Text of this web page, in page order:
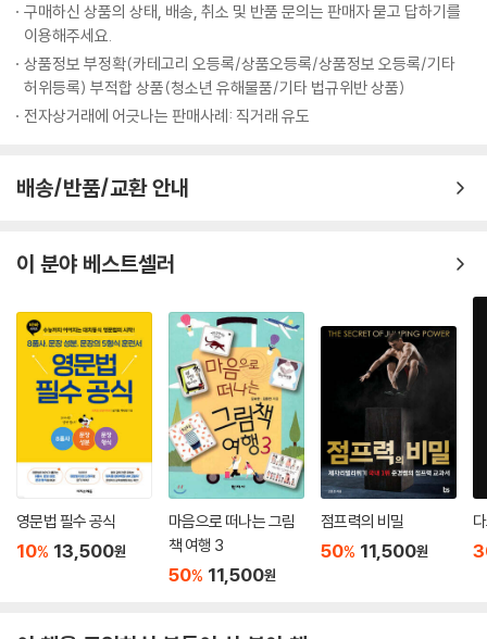
구매하신 상품의 상태, 배송, 취소 및 반품 문의는 판매자 묻고 답하기를
이용해주세요.
상품정보 부정확(카테고리 오등록/상품오등록/상품정보 오등록/기타
허위등록) 부적합 상품(청소년 유해물품/기타 법규위반 상품)
전자상거래에 어긋나는 판매사례: 직거래 유도
배송/반품/교환 안내
이 분야 베스트셀러
영문법 필수 공식
10% 13,500원
마음으로 떠나는 그림
책 여행 3
50% 11,500원
점프력의 비밀
50% 11,500원